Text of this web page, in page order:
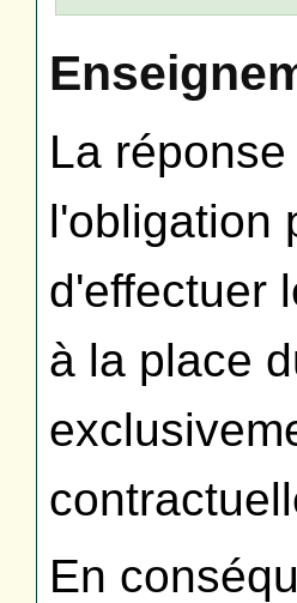
La
l'obligation
d'effectuer
à la place
En